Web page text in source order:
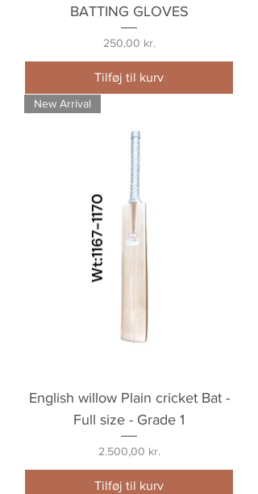
BATTING GLOVES
Pris
250,00 kr.
Tilføj til kurv
New Arrival
English willow Plain cricket Bat -
Full size - Grade 1
Pris
2.500,00 kr.
Tilføj til kurv